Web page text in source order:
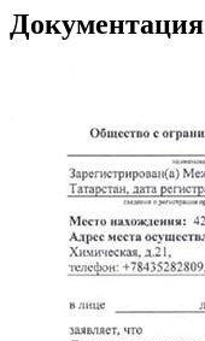
Документация